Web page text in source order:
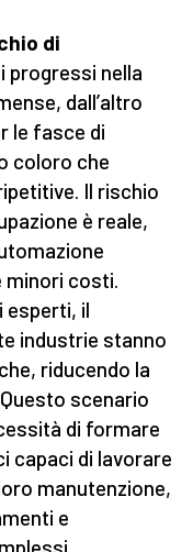
di
progressi nella
dall’altro
le fasce di
coloro che
Il rischio
è reale,
minori costi.
esperti, il
industrie stanno
riducendo la
scenario
di formare
capaci di lavorare
manutenzione,
e